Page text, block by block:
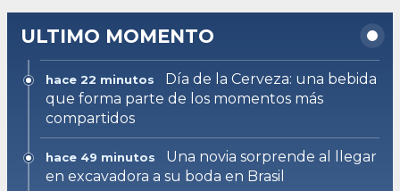
ULTIMO MOMENTO
hace 22 minutos
Día de la Cerveza: una bebida
que forma parte de los momentos más
compartidos
hace 49 minutos
Una novia sorprende al llegar
en excavadora a su boda en Brasil